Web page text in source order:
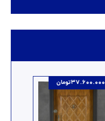
37.600.000تومان